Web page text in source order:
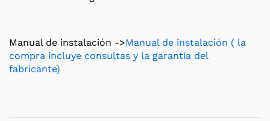
Manual de instalación ->Manual de instalación ( la
compra incluye consultas y la garantía del
fabricante)